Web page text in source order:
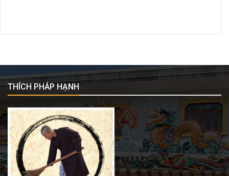
THÍCH PHÁP HẠNH